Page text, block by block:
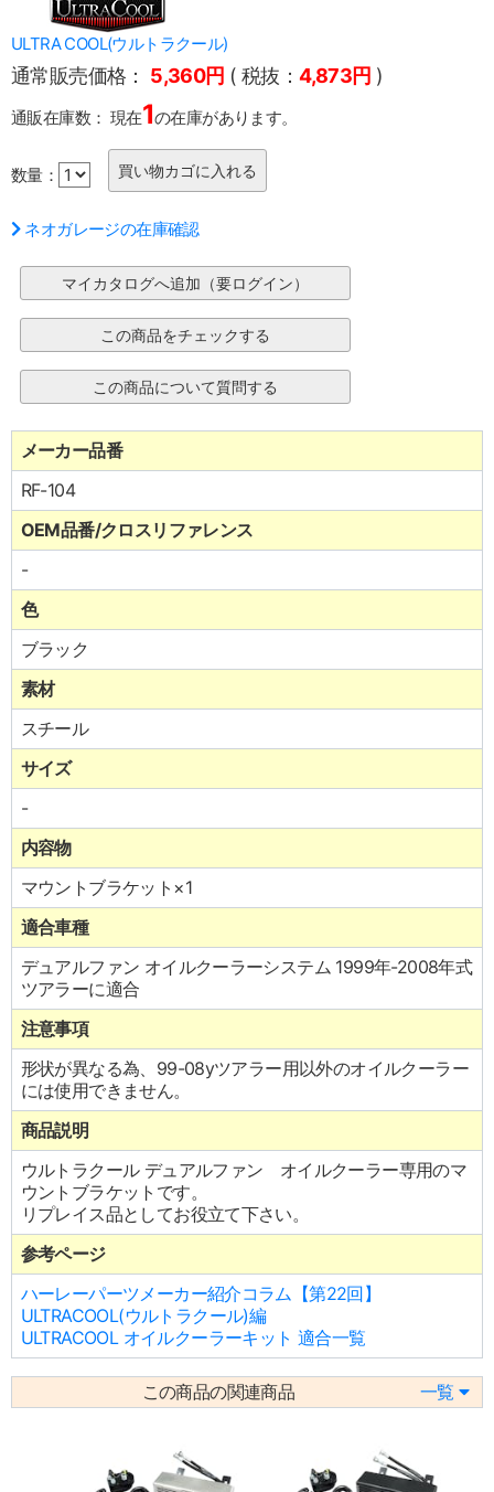
ULTRA COOL(ウルトラクール)
通常販売価格： 5,360円 ( 税抜：4,873円 )
通販在庫数： 現在1の在庫があります。
数量：
ネオガレージの在庫確認
メーカー品番
RF-104
OEM品番/クロスリファレンス
-
色
ブラック
素材
スチール
サイズ
-
内容物
マウントブラケット×1
適合車種
デュアルファン オイルクーラーシステム 1999年-2008年式
ツアラーに適合
注意事項
形状が異なる為、99-08yツアラー用以外のオイルクーラー
には使用できません。
商品説明
ウルトラクール デュアルファン オイルクーラー専用のマ
ウントブラケットです。
リプレイス品としてお役立て下さい。
参考ページ
ハーレーパーツメーカー紹介コラム【第22回】
ULTRACOOL(ウルトラクール)編
ULTRACOOL オイルクーラーキット 適合一覧
この商品の関連商品 一覧